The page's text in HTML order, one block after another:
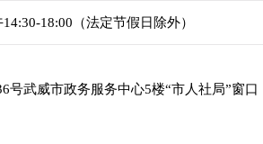
18:00（法定节假日除外）
号武威市政务服务中心5楼“市人社局”窗